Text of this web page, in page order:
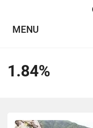
MENU
1.84%